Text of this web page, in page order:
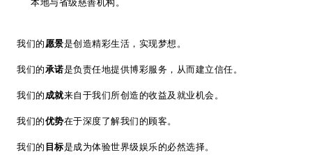
本地与省级慈善机构。
我们的 愿景是创造精彩生活，实现梦想。
我们的承诺是负责任地提供博彩服务，从而建立信任。
我们的 成就来自于我们所创造的收益及就业机会。
我们的优势在于深度了解我们的顾客。
我们的 目标是成为体验世界级娱乐的必然选择。